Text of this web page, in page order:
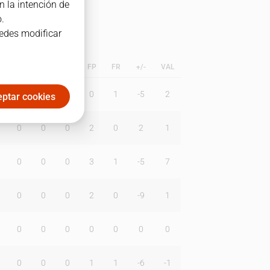
FP FR +/- VAL
0 0 0 0 1 -5 2
0 0 0 2 0 2 1
0 0 0 3 1 -5 7
0 0 0 2 0 -9 1
0 0 0 0 0 0 0
0 0 0 1 1 -6 -1
la intención de
modificar
cookies